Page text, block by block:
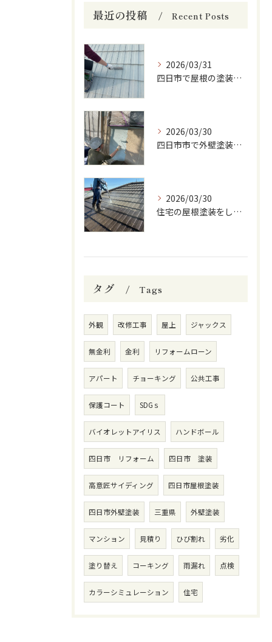
最近の投稿 Recent Posts
2026/03/31
四日市で屋根の塗装をしています
2026/03/30
四日市市で外壁塗装をしています
2026/03/30
住宅の屋根塗装をしています
タグ Tags
外観 改修工事 屋上 ジャックス
無金利 金利 リフォームローン
アパート チョーキング 公共工事
保護コート SDGｓ
バイオレットアイリス ハンドボール
四日市 リフォーム 四日市 塗装
高意匠サイディング 四日市屋根塗装
四日市外壁塗装 三重県 外壁塗装
マンション 見積り ひび割れ 劣化
塗り替え コーキング 雨漏れ 点検
カラーシミュレーション 住宅